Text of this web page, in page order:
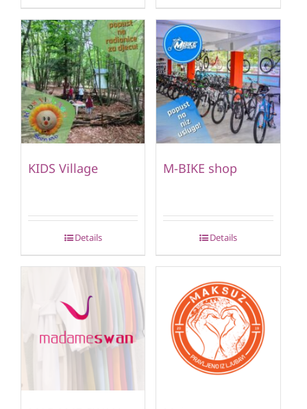
KIDS Village
Details
M-BIKE shop
Details